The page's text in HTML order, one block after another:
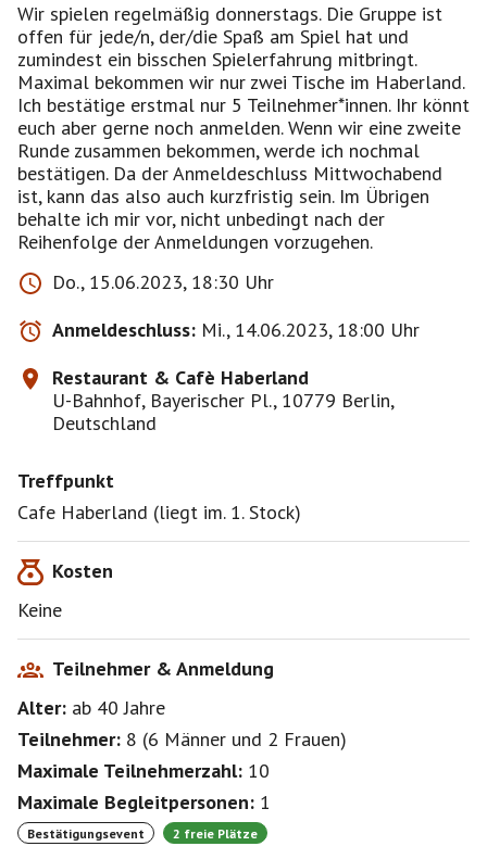
Wir spielen regelmäßig donnerstags. Die Gruppe ist
offen für jede/n, der/die Spaß am Spiel hat und
zumindest ein bisschen Spielerfahrung mitbringt.
Maximal bekommen wir nur zwei Tische im Haberland.
Ich bestätige erstmal nur 5 Teilnehmer*innen. Ihr könnt
euch aber gerne noch anmelden. Wenn wir eine zweite
Runde zusammen bekommen, werde ich nochmal
bestätigen. Da der Anmeldeschluss Mittwochabend
ist, kann das also auch kurzfristig sein. Im Übrigen
behalte ich mir vor, nicht unbedingt nach der
Reihenfolge der Anmeldungen vorzugehen.
Do., 15.06.2023, 18:30 Uhr
Anmeldeschluss: Mi., 14.06.2023, 18:00 Uhr
Restaurant & Cafè Haberland
U-Bahnhof, Bayerischer Pl., 10779 Berlin,
Deutschland
Treffpunkt
Cafe Haberland (liegt im. 1. Stock)
Kosten
Keine
Teilnehmer & Anmeldung
Alter: ab 40Jahre
Teilnehmer: 8 (6 Männer und 2 Frauen)
Maximale Teilnehmerzahl: 10
Maximale Begleitpersonen: 1
Bestätigungsevent 2 freie Plätze